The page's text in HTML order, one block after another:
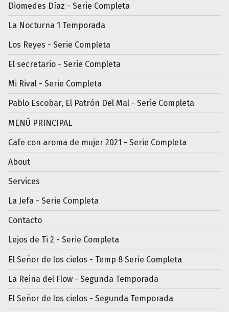
Diomedes Díaz - Serie Completa
La Nocturna 1 Temporada
Los Reyes - Serie Completa
El secretario - Serie Completa
Mi Rival - Serie Completa
Pablo Escobar, El Patrón Del Mal - Serie Completa
MENÚ PRINCIPAL
Cafe con aroma de mujer 2021 - Serie Completa
About
Services
La Jefa - Serie Completa
Contacto
Lejos de Ti 2 - Serie Completa
El Señor de los cielos - Temp 8 Serie Completa
La Reina del Flow - Segunda Temporada
El Señor de los cielos - Segunda Temporada